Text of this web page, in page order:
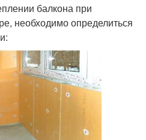
балкона при
необходимо определиться